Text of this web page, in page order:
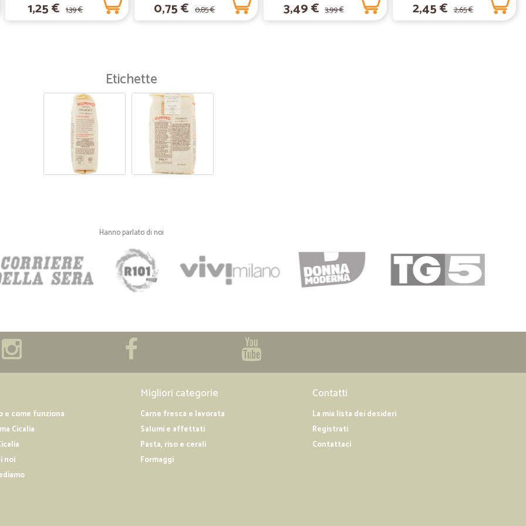
28/08/2018 alle ore 15: 00 mi è arrivata a casa integra in buone condizioni tutto perfetto
quello che avevo ordinato è arrivato mi hanno comunicato che un prodotto che avevo
1,25 € 1,39 € 0,75 € 0,85 € 3,49 € 3,99 € 2,45 € 2,65 €
Etichette
Hanno parlato di noi
e come funziona
Cicalia
noi
Migliori categorie
Carne fresca e lavorata
Salumi e affettati
Pasta, riso e cerali
Formaggi
Contatti
La mia lista dei desideri
Registrati
Contattaci